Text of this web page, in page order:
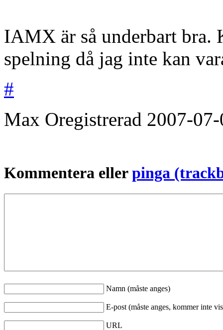
IAMX är så underbart bra.
spelning då jag inte kan
#
Max Oregistrerad 2007-
Kommentera ellerpinga
Namn (måste anges)
E-post (måste anges, kommer inte
URL